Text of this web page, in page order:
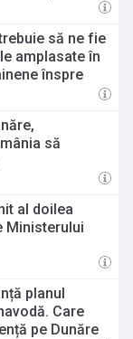
să ne fie
amplasate în
înspre
să
al doilea
Ministerului
planul
Care
pe Dunăre